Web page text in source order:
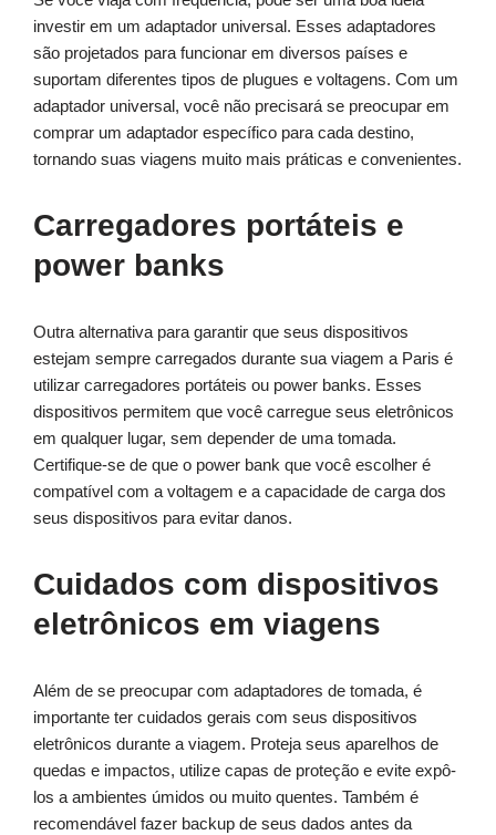
investir em um adaptador universal. Esses adaptadores
são projetados para funcionar em diversos países e
suportam diferentes tipos de plugues e voltagens. Com um
adaptador universal, você não precisará se preocupar em
comprar um adaptador específico para cada destino,
tornando suas viagens muito mais práticas e convenientes.
Carregadores portáteis e
power banks
Outra alternativa para garantir que seus dispositivos
estejam sempre carregados durante sua viagem a Paris é
utilizar carregadores portáteis ou power banks. Esses
dispositivos permitem que você carregue seus eletrônicos
em qualquer lugar, sem depender de uma tomada.
Certifique-se de que o power bank que você escolher é
compatível com a voltagem e a capacidade de carga dos
seus dispositivos para evitar danos.
Cuidados com dispositivos
eletrônicos em viagens
Além de se preocupar com adaptadores de tomada, é
importante ter cuidados gerais com seus dispositivos
eletrônicos durante a viagem. Proteja seus aparelhos de
quedas e impactos, utilize capas de proteção e evite expô-
los a ambientes úmidos ou muito quentes. Também é
recomendável fazer backup de seus dados antes da